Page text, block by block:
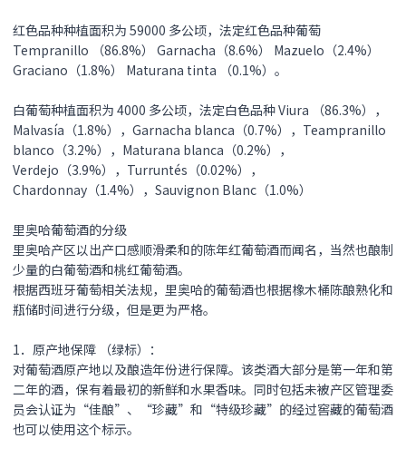
红色品种种植面积为 59000 多公顷，法定红色品种葡萄
Tempranillo （86.8%） Garnacha（8.6%） Mazuelo（2.4%）
Graciano（1.8%） Maturana tinta （0.1%）。
白葡萄种植面积为 4000 多公顷，法定白色品种 Viura （86.3%），
Malvasía（1.8%），Garnacha blanca（0.7%），Teampranillo
blanco（3.2%），Maturana blanca（0.2%），
Verdejo（3.9%），Turruntés（0.02%），
Chardonnay（1.4%），Sauvignon Blanc（1.0%）
里奥哈葡萄酒的分级
里奥哈产区以出产口感顺滑柔和的陈年红葡萄酒而闻名，当然也酿制
少量的白葡萄酒和桃红葡萄酒。
根据西班牙葡萄相关法规，里奥哈的葡萄酒也根据橡木桶陈酿熟化和
瓶储时间进行分级，但是更为严格。
1．原产地保障 （绿标）：
对葡萄酒原产地以及酿造年份进行保障。该类酒大部分是第一年和第
二年的酒，保有着最初的新鲜和水果香味。同时包括未被产区管理委
员会认证为“佳酿”、“珍藏”和“特级珍藏”的经过窖藏的葡萄酒
也可以使用这个标示。